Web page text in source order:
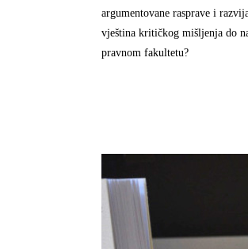
argumentovane rasprave i
vještina kritičkog mišljenja do
pravnom fakultetu?